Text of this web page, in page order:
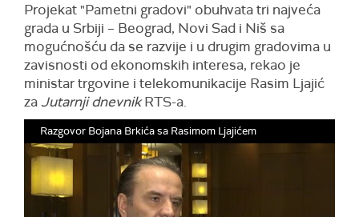
Projekat "Pametni gradovi" obuhvata tri najveća
grada u Srbiji – Beograd, Novi Sad i Niš sa
mogućnošću da se razvije i u drugim gradovima u
zavisnosti od ekonomskih interesa, rekao je
ministar trgovine i telekomunikacije Rasim Ljajić
za Jutarnji dnevnikRTS-a.
Razgovor Bojana Brkića sa Rasimom Ljajićem